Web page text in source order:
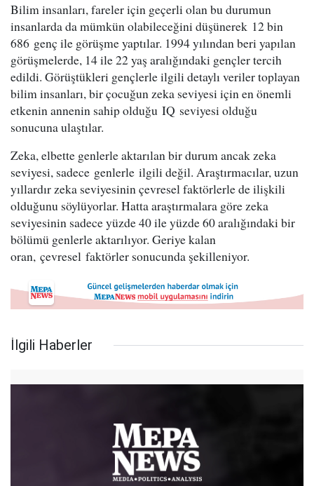
Bilim insanları, fareler için geçerli olan bu durumun
insanlarda da mümkün olabileceğini düşünerek 12 bin
686 genç ile görüşme yaptılar. 1994 yılından beri yapılan
görüşmelerde, 14 ile 22 yaş aralığındaki gençler tercih
edildi. Görüştükleri gençlerle ilgili detaylı veriler toplayan
bilim insanları, bir çocuğun zeka seviyesi için en önemli
etkenin annenin sahip olduğu IQ seviyesi olduğu
sonucuna ulaştılar.
Zeka, elbette genlerle aktarılan bir durum ancak zeka
seviyesi, sadece genlerle ilgili değil. Araştırmacılar, uzun
yıllardır zeka seviyesinin çevresel faktörlerle de ilişkili
olduğunu söylüyorlar. Hatta araştırmalara göre zeka
seviyesinin sadece yüzde 40 ile yüzde 60 aralığındaki bir
bölümü genlerle aktarılıyor. Geriye kalan
oran, çevresel faktörler sonucunda şekilleniyor.
İlgili Haberler